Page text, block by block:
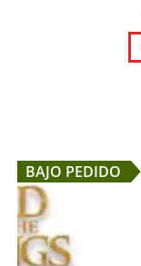
BAJO PEDIDO